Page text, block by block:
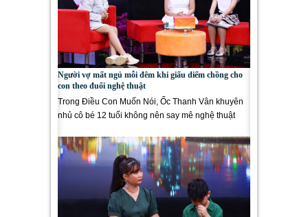
Người vợ mất ngủ mỗi đêm khi giấu diếm chồng cho
con theo đuổi nghệ thuật
Trong Điều Con Muốn Nói, Ốc Thanh Vân khuyên
nhủ cô bé 12 tuổi không nên say mê nghệ thuật